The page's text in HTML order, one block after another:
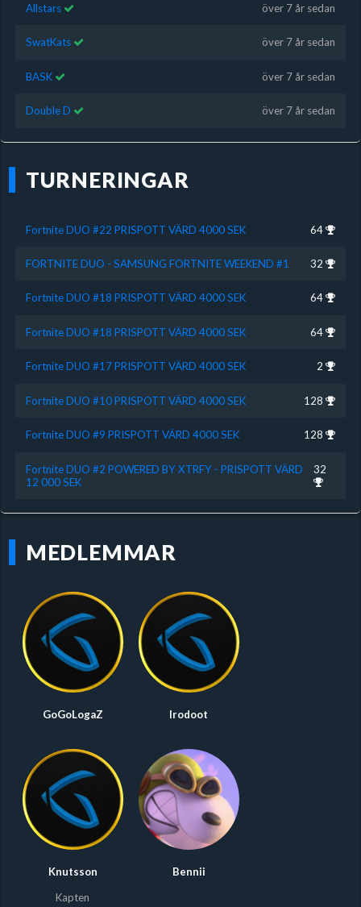
Allstars över 7 år sedan
SwatKats över 7 år sedan
BASK över 7 år sedan
Double D över 7 år sedan
TURNERINGAR
Fortnite DUO #22 PRISPOTT VÄRD 4000 SEK 64
FORTNITE DUO - SAMSUNG FORTNITE WEEKEND #1 32
Fortnite DUO #18 PRISPOTT VÄRD 4000 SEK 64
Fortnite DUO #18 PRISPOTT VÄRD 4000 SEK 64
Fortnite DUO #17 PRISPOTT VÄRD 4000 SEK 2
Fortnite DUO #10 PRISPOTT VÄRD 4000 SEK 128
Fortnite DUO #9 PRISPOTT VÄRD 4000 SEK 128
Fortnite DUO #2 POWERED BY XTRFY - PRISPOTT VÄRD
12 000 SEK
32
MEDLEMMAR
GoGoLogaZ Irodoot
Knutsson
Kapten
Bennii